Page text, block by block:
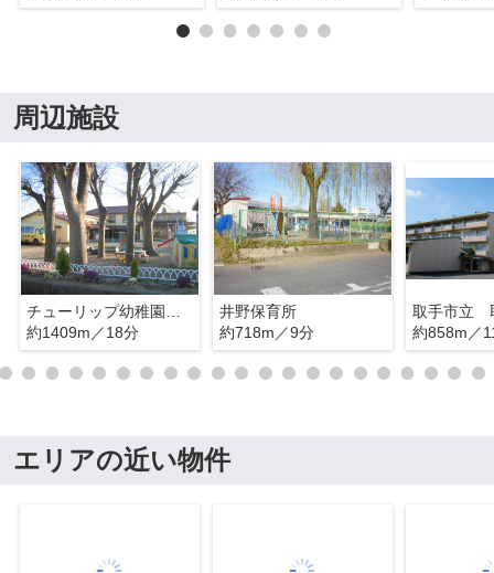
周辺施設
約1409m／18分
井野保育所
約718m／9分
約858m／
エリアの近い物件